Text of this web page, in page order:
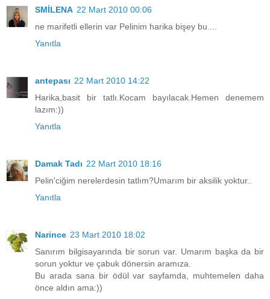
SMİLENA 22 Mart 2010 00:06
ne marifetli ellerin var Pelinim harika bişey bu....
Yanıtla
antepası 22 Mart 2010 14:22
Harika,basit bir tatlı.Kocam bayılacak.Hemen denemem
lazım:))
Yanıtla
Damak Tadı 22 Mart 2010 18:16
Pelin'ciğim nerelerdesin tatlım?Umarım bir aksilik yoktur..
Yanıtla
Narince 23 Mart 2010 18:02
Sanırım bilgisayarında bir sorun var. Umarım başka da bir
sorun yoktur ve çabuk dönersin aramıza.
Bu arada sana bir ödül var sayfamda, muhtemelen daha
önce aldın ama:))